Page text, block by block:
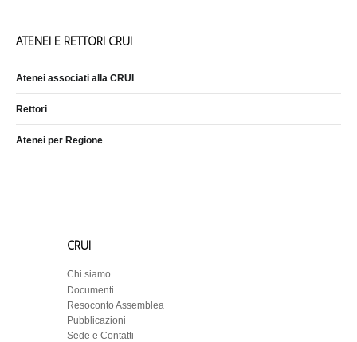
ATENEI E RETTORI CRUI
Atenei associati alla CRUI
Rettori
Atenei per Regione
CRUI
Chi siamo
Documenti
Resoconto Assemblea
Pubblicazioni
Sede e Contatti